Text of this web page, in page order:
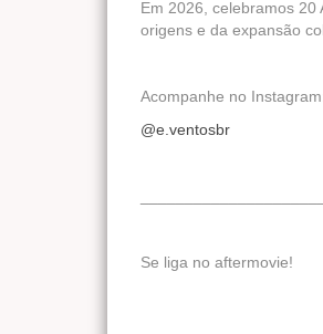
Em 2026, celebramos
origens e da expansão
Acompanhe no
@e.ventosbr
Se liga no aftermovie!